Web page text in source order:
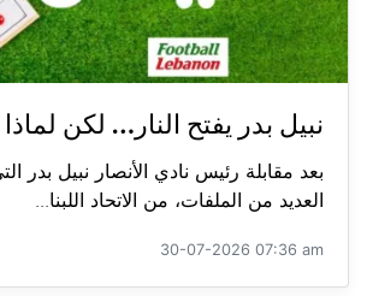
نبيل بدر يفتح النار… لكن
بعد مقابلة رئيس نادي الأنصار نبيل بدر
العديد من الملفات، من الاتحاد اللبنا...
30-07-2026 07:36 am